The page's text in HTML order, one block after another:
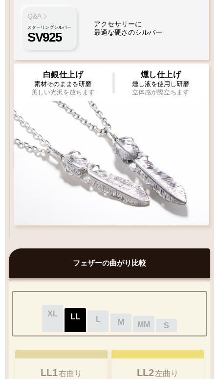
Q&A
スターリングシルバー
SV925
アクセサリーに
最適な硬さのシルバー
白銀仕上げ
素材そのままを研磨
美しい光沢を放ちます
燻し仕上げ
燻し液を使用し研磨
立体感が際立ちます
フェザーの曲がり比較
XL LL L M MM S
LL1右曲り LL2左曲り